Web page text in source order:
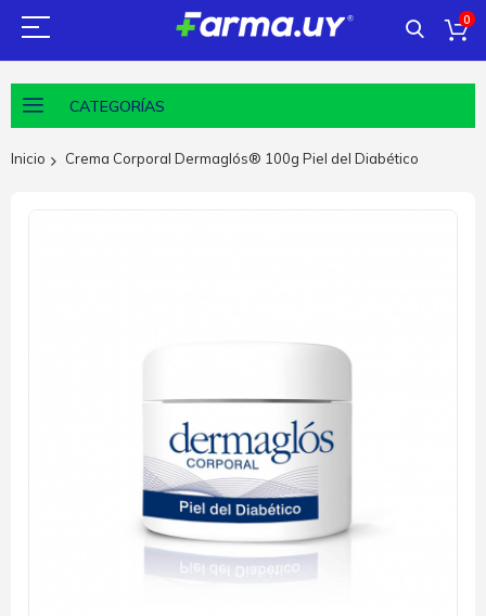
0
CATEGORÍAS
Inicio Crema Corporal Dermaglós® 100g Piel del Diabético